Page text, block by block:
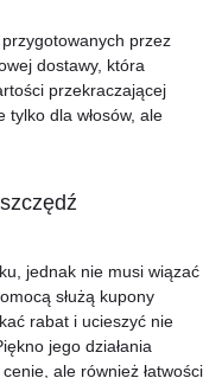
przez
dostawy, która
przekraczającej
tylko dla włosów, ale
jednak nie musi wiązać
służą kupony
rabat i ucieszyć nie
jego działania
ale również łatwości